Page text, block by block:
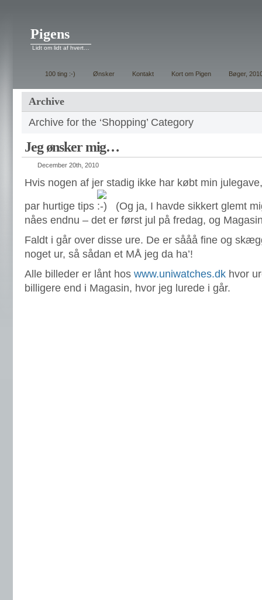
Pigens
Lidt om lidt af hvert…
100 ting :-) Ønsker Kontakt Kort om Pigen Bøger,
Archive
Archive for the ‘Shopping’ Category
Jeg ønsker mig…
December 20th, 2010
Hvis nogen af jer stadig ikke har købt min
par hurtige tips
(Og ja, I havde sikkert glemt
nåes endnu – det er først jul på fredag, og
Faldt i går over disse ure. De er sååå fine og
noget ur, så sådan et MÅ jeg da ha’!
Alle billeder er lånt hos www.uniwatches.dk hvor
billigere end i Magasin, hvor jeg lurede i går.